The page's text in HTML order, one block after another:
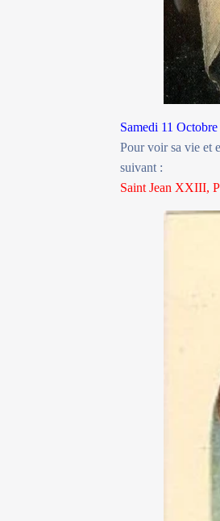
Samedi 11
Pour voir sa vie et
suivant :
Saint Jean XXIII,